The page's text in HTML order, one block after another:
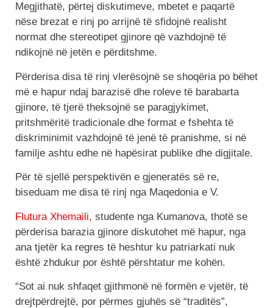
Megjithatë, përtej diskutimeve, mbetet e paqartë
nëse brezat e rinj po arrijnë të sfidojnë realisht
normat dhe stereotipet gjinore që vazhdojnë të
ndikojnë në jetën e përditshme.
Përderisa disa të rinj vlerësojnë se shoqëria po bëhet
më e hapur ndaj barazisë dhe roleve të barabarta
gjinore, të tjerë theksojnë se paragjykimet,
pritshmëritë tradicionale dhe format e fshehta të
diskriminimit vazhdojnë të jenë të pranishme, si në
familje ashtu edhe në hapësirat publike dhe digjitale.
Për të sjellë perspektivën e gjeneratës së re,
biseduam me disa të rinj nga Maqedonia e V.
Flutura Xhemaili, studente nga Kumanova, thotë se
përderisa barazia gjinore diskutohet më hapur, nga
ana tjetër ka regres të heshtur ku patriarkati nuk
është zhdukur por është përshtatur me kohën.
“Sot ai nuk shfaqet gjithmonë në formën e vjetër, të
drejtpërdrejtë, por përmes gjuhës së “traditës”,